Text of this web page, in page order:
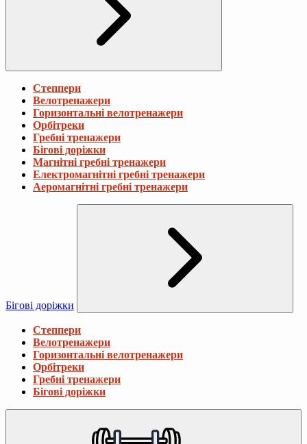
Степпери
Велотренажери
Горизонтальні велотренажери
Орбітреки
Гребні тренажери
Бігові доріжки
Магнітні гребні тренажери
Електромагнітні гребні тренажери
Аеромагнітні гребні тренажери
Бігові доріжки
Степпери
Велотренажери
Горизонтальні велотренажери
Орбітреки
Гребні тренажери
Бігові доріжки